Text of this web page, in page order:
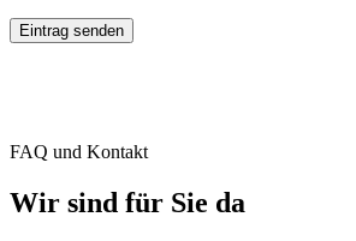
FAQ und Kontakt
Wir sind für Sie da